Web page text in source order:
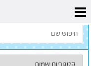
דף הבית